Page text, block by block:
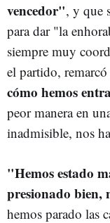
vencedor", y que
para dar "la
siempre muy
el partido,
cómo hemos
peor manera en
inadmisible, nos
"Hemos estado
presionado bien,
hemos parado las